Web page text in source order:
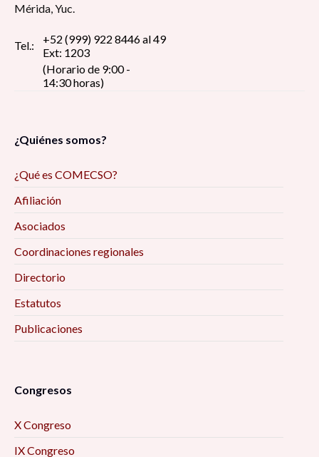
Mérida, Yuc.
Tel.:
+52 (999) 922 8446 al 49
Ext: 1203
(Horario de 9:00 -
14:30 horas)
¿Quiénes somos?
¿Qué es COMECSO?
Afiliación
Asociados
Coordinaciones regionales
Directorio
Estatutos
Publicaciones
Congresos
X Congreso
IX Congreso